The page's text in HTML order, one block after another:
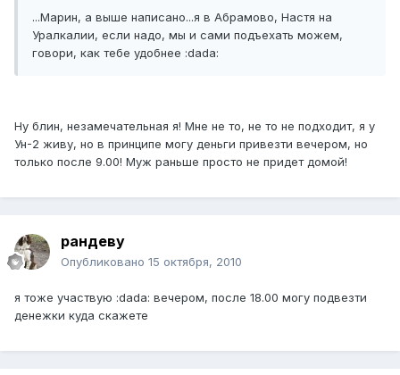
...Марин, а выше написано...я в Абрамово, Настя на
Уралкалии, если надо, мы и сами подъехать можем,
говори, как тебе удобнее :dada:
Ну блин, незамечательная я! Мне не то, не то не подходит, я у
Ун-2 живу, но в принципе могу деньги привезти вечером, но
только после 9.00! Муж раньше просто не придет домой!
рандеву
Опубликовано 15 октября, 2010
я тоже участвую :dada: вечером, после 18.00 могу подвезти
денежки куда скажете